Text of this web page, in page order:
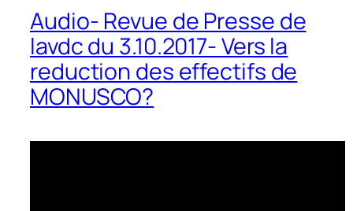
Audio- Revue de Presse de
lavdc du 3.10.2017- Vers la
reduction des effectifs de
MONUSCO?